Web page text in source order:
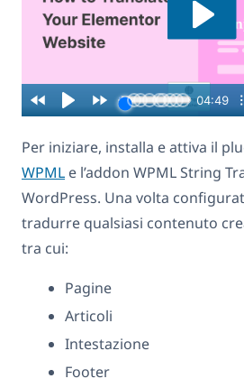
Per iniziare, installa e attiva il
WPML e l’addon WPML String
WordPress. Una volta
tradurre qualsiasi contenuto
tra cui:
Pagine
Articoli
Intestazione
Footer